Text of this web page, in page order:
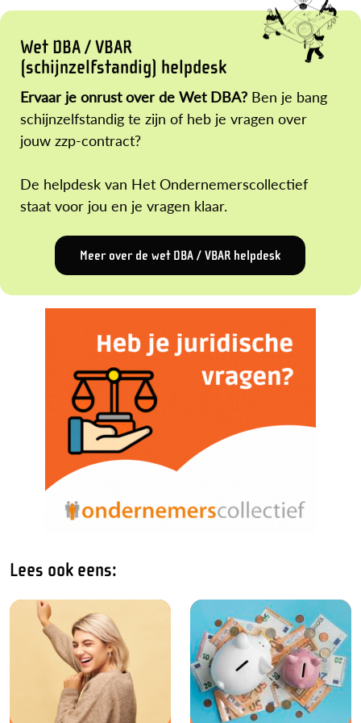
Wet DBA / VBAR
(schijnzelfstandig) helpdesk
Ervaar je onrust over de Wet DBA? Ben je bang
schijnzelfstandig te zijn of heb je vragen over
jouw zzp-contract?
De helpdesk van Het Ondernemerscollectief
staat voor jou en je vragen klaar.
Meer over de wet DBA / VBAR helpdesk
Lees ook eens: